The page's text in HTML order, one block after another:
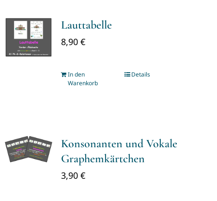
Lauttabelle
8,90 €
In den
Warenkorb
Details
Konsonanten und Vokale
Graphemkärtchen
3,90 €